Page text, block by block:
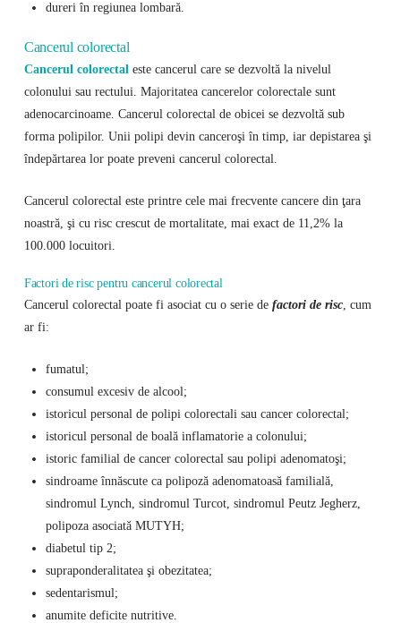
dureri în regiunea lombară.
Cancerul colorectal
Cancerul colorectaleste cancerul care se dezvoltă la nivelul
colonului sau rectului. Majoritatea cancerelor colorectale sunt
adenocarcinoame. Cancerul colorectal de obicei se dezvoltă sub
forma polipilor. Unii polipi devin canceroşi în timp, iar depistarea şi
îndepărtarea lor poate preveni cancerul colorectal.
Cancerul colorectal este printre cele mai frecvente cancere din ţara
noastră, şi cu risc crescut de mortalitate, mai exact de 11,2% la
100.000 locuitori.
Factori de risc pentru cancerul colorectal
Cancerul colorectal poate fi asociat cu o serie de factori de risc, cum
ar fi:
fumatul;
consumul excesiv de alcool;
istoricul personal de polipi colorectali sau cancer colorectal;
istoricul personal de boală inflamatorie a colonului;
istoric familial de cancer colorectal sau polipi adenomatoşi;
sindroame înnăscute ca polipoză adenomatoasă familială,
sindromul Lynch, sindromul Turcot, sindromul Peutz Jegherz,
polipoza asociată MUTYH;
diabetul tip 2;
supraponderalitatea şi obezitatea;
sedentarismul;
anumite deficite nutritive.